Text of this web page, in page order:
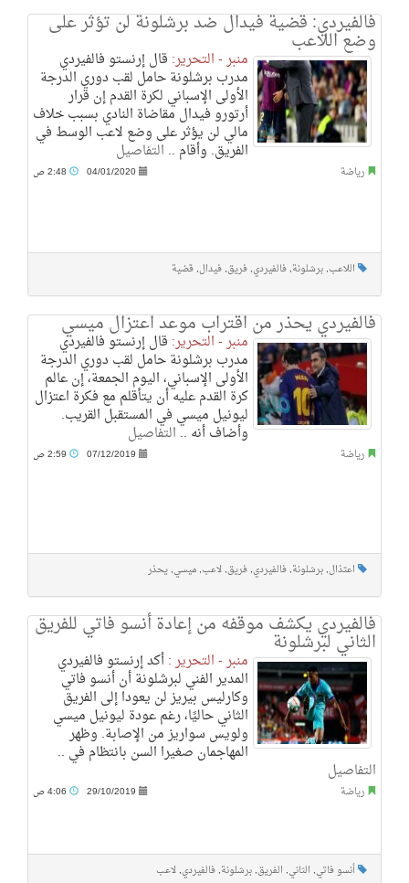
فالفيردي: قضية فيدال ضد برشلونة لن تؤثر على
وضع اللاعب
منبر - التحرير: قال إرنستو فالفيردي
مدرب برشلونة حامل لقب دوري الدرجة
الأولى الإسباني لكرة القدم إن قرار
أرتورو فيدال مقاضاة النادي بسبب خلاف
مالي لن يؤثر على وضع لاعب الوسط في
الفريق. وأقام .. التفاصيل
رياضة 04/01/2020
اللاعب, برشلونة, فالفيردي, فريق, فيدال, قضية
فالفيردي يحذر من اقتراب موعد اعتزال ميسي
منبر - التحرير: قال إرنستو فالفيردي
مدرب برشلونة حامل لقب دوري الدرجة
الأولى الإسباني، اليوم الجمعة، إن عالم
كرة القدم عليه أن يتأقلم مع فكرة اعتزال
ليونيل ميسي في المستقبل القريب.
وأضاف أنه ..التفاصيل
رياضة 07/12/2019
اعتذال, برشلونة, فالفيردي, فريق, لاعب, ميسي, يحذر
فالفيردي يكشف موقفه من إعادة أنسو فاتي للفريق
الثاني لبرشلونة
منبر - التحرير :أكد إرنستو فالفيردي
المدير الفني لبرشلونة أن أنسو فاتي
وكارليس بيريز لن يعودا إلى الفريق
الثاني حاليًا، رغم عودة ليونيل ميسي
ولويس سواريز من الإصابة. وظهر
المهاجمان صغيرا السن بانتظام في ..
التفاصيل
رياضة 29/10/2019
أنسو فاتي, الثاني, الفريق, برشلونة, فالفيردي, لاعب